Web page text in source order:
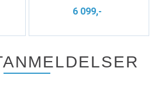
6 099,-